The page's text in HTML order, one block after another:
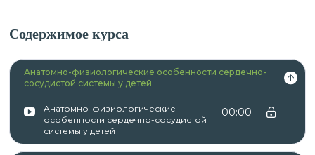
Содержимое курса
Анатомно-физиологические особенности сердечно-
сосудистой системы у детей
Анатомно-физиологические
особенности сердечно-сосудистой
системы у детей
00:00